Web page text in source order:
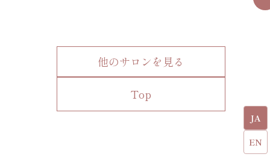
JA
EN
他のサロンを見る
Top